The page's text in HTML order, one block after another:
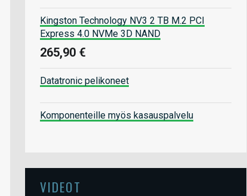
Kingston Technology NV3 2 TB M.2 PCI
Express 4.0 NVMe 3D NAND
265,90 €
Datatronic pelikoneet
Komponenteille myös kasauspalvelu
VIDEOT